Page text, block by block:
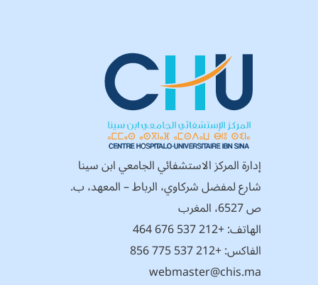
إدارة المركز الاستشفائي الجامعي ابن سينا
شارع لمفضل شركاوي، الرباط – المعهد، ب.
ص 6527، المغرب
الهاتف:+212 537 676 464
الفاكس: +212 537 775 856
webmaster@chis.ma